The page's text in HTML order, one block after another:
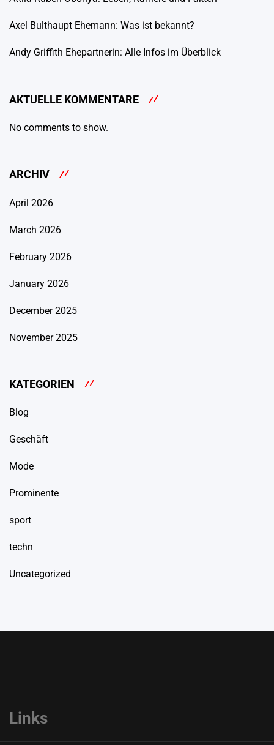
Axel Bulthaupt Ehemann: Was ist bekannt?
Andy Griffith Ehepartnerin: Alle Infos im Überblick
AKTUELLE KOMMENTARE
No comments to show.
ARCHIV
April 2026
March 2026
February 2026
January 2026
December 2025
November 2025
KATEGORIEN
Blog
Geschäft
Mode
Prominente
sport
techn
Uncategorized
Links